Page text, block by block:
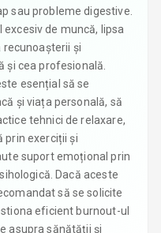
sau probleme digestive.
de muncă, lipsa
recunoașterii și
și cea profesională.
esențial să se
și viața personală, să
tehnici de relaxare,
prin exerciții și
suport emoțional prin
Dacă aceste
să se solicite
eficient burnout-ul
asupra sănătății și